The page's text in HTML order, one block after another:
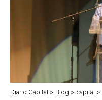
Diario Capital > Blog > capital >